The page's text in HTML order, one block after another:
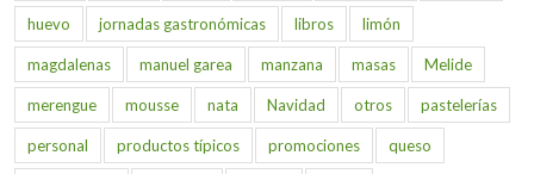
huevo jornadas gastronómicas libros limón
magdalenas manuel garea manzana masas Melide
merengue mousse nata Navidad otros pastelerías
personal productos típicos promociones queso